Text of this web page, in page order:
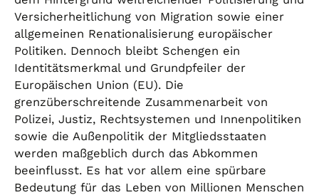
Versicherheitlichung von Migration sowie einer
allgemeinen Renationalisierung europäischer
Politiken. Dennoch bleibt Schengen ein
Identitätsmerkmal und Grundpfeiler der
Europäischen Union (EU). Die
grenzüberschreitende Zusammenarbeit von
Polizei, Justiz, Rechtsystemen und Innenpolitiken
sowie die Außenpolitik der Mitgliedsstaaten
werden maßgeblich durch das Abkommen
beeinflusst. Es hat vor allem eine spürbare
Bedeutung für das Leben von Millionen Menschen